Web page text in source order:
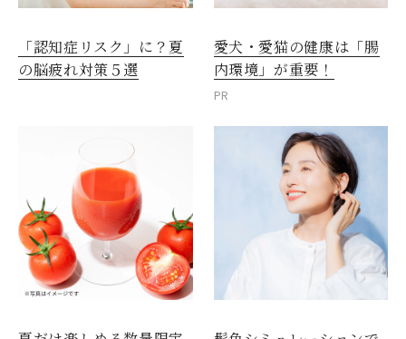
「認知症リスク」に？夏
の脳疲れ対策５選
愛犬・愛猫の健康は「腸
内環境」が重要！
PR